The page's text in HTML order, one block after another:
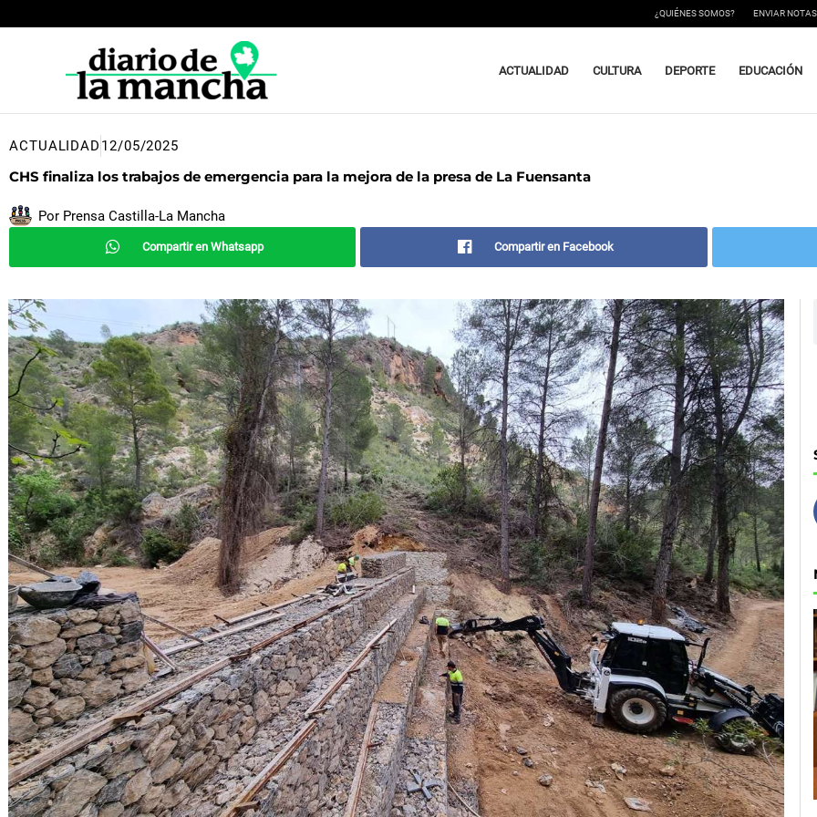
al
¿QUIÉNES SOMOS? ENVIAR
ACTUALIDAD CULTURA DEPORTE EDUCACIÓN
ACTUALIDAD 12/05/2025
CHS finaliza los trabajos de emergencia para la mejora de la presa de La Fuensanta
Por Prensa Castilla-La Mancha
Compartir en Whatsapp Compartir en Facebook